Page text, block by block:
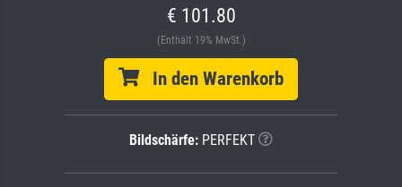
€ 101.80
(Enthält 19% MwSt.)
In den Warenkorb
Bildschärfe: PERFEKT